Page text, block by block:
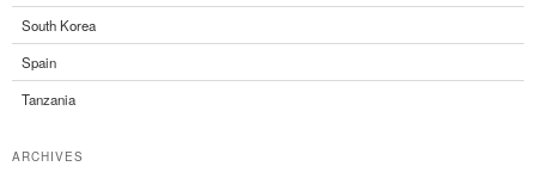
South Korea
Spain
Tanzania
ARCHIVES